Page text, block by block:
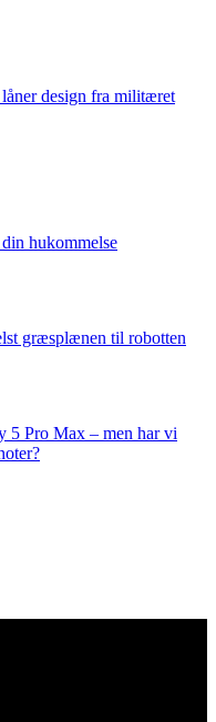
design fra militæret
hukommelse
græsplænen til robotten
5 Pro Max – men har vi